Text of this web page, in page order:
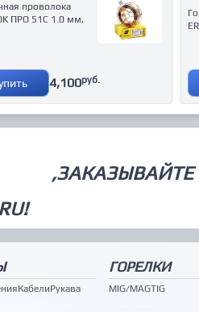
проволока
ПРО 51С 1.0 мм,
4,100руб.
КабелиРукава
ГОРЕЛКИ
MIG/MAGTIG